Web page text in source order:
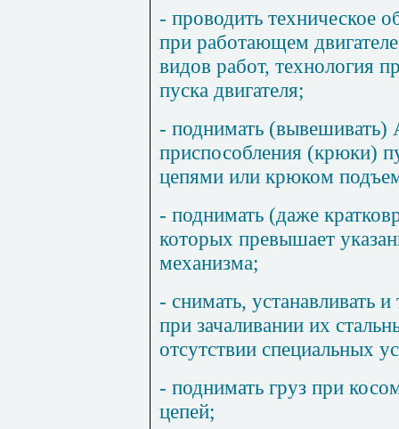
- проводить техническое
при работающем
видов работ, технология
пуска двигателя;
- поднимать (вывешивать)
приспособления (крюки)
цепями или крюком
- поднимать (даже
которых превышает
механизма;
- снимать, устанавливать и
при зачаливании их
отсутствии специальных
- поднимать груз при
цепей;